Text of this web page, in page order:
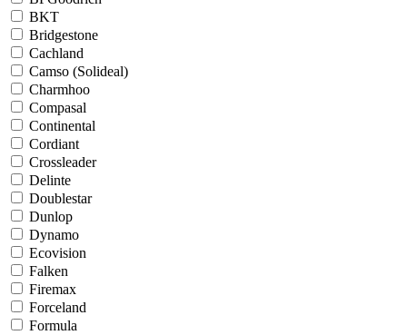
BKT
Bridgestone
Cachland
Camso (Solideal)
Charmhoo
Compasal
Continental
Cordiant
Crossleader
Delinte
Doublestar
Dunlop
Dynamo
Ecovision
Falken
Firemax
Forceland
Formula